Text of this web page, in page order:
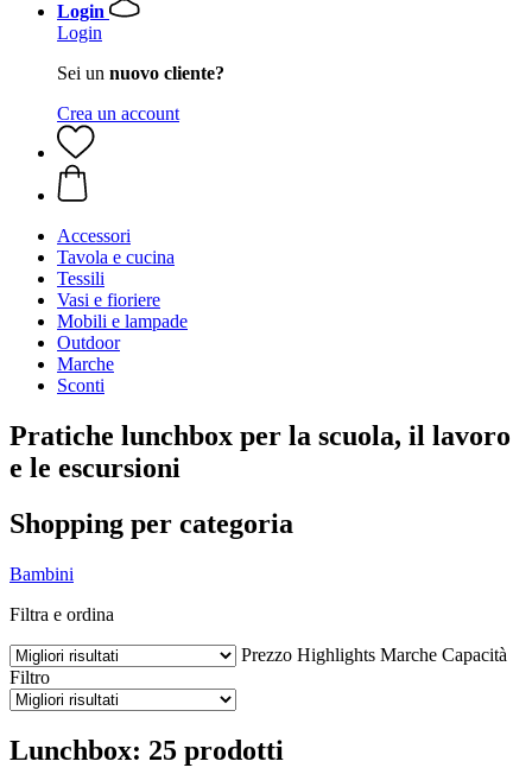
Login
Login
Sei un nuovo cliente?
Crea un account
Accessori
Tavola e cucina
Tessili
Vasi e fioriere
Mobili e lampade
Outdoor
Marche
Sconti
Pratiche lunchbox per la scuola, il lavoro
e le escursioni
Shopping per categoria
Bambini
Filtra e ordina
Prezzo Highlights Marche Capacità
Filtro
Lunchbox: 25 prodotti